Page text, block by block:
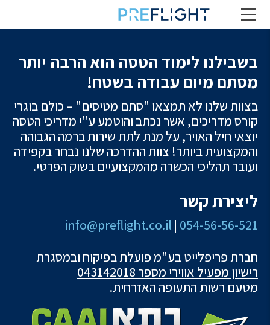
בשבילנו לימוד הטסה הוא הרבה יותר
מסתם מיום עבודה בשטח!
בצוות שלנו לא תמצאו "סתם מטיסים" – כולם בוגרי
קורס מדריכים, אשר נכתב והוטמע ע"י מדריכי הטסה
יוצאי חיל האויר, על מנת לתת שירות ברמה הגבוהה
והמקצועית ביותר! צוות ההדרכה שלנו נבחר בקפידה
ועובר תהליכי הכשרה מהמקצועיים בשוק הפרטי.
ליצירת קשר
054-56-56-521
|
info@preflight.co.il
חברת פריפלייט בע"מ פועלת בפיקוח ובמסגרת
רישיון מפעיל אווירי מספר 043142018
מטעם רשות התעופה האזרחית.